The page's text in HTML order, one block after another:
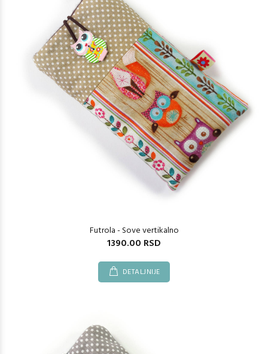
Futrola - Sove vertikalno
1390.00 RSD
DETALJNIJE